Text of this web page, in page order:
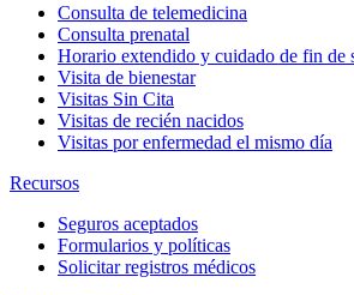
Consulta de telemedicina
Consulta prenatal
Horario extendido y cuidado de fin de
Visita de bienestar
Visitas Sin Cita
Visitas de recién nacidos
Visitas por enfermedad el mismo día
Recursos
Seguros aceptados
Formularios y políticas
Solicitar registros médicos